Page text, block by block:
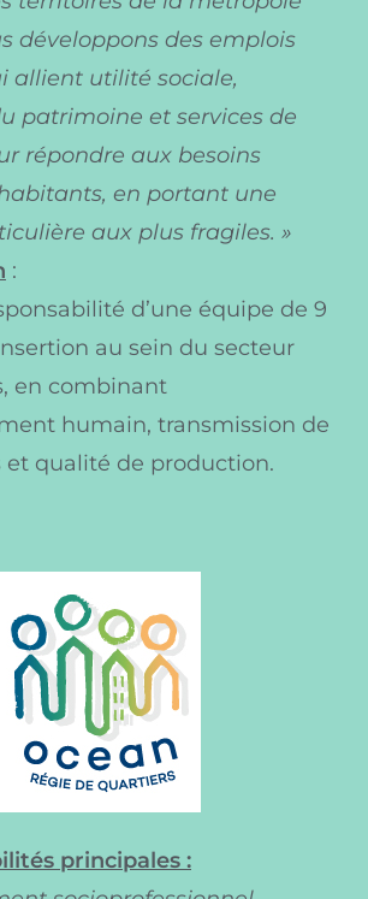
développons des emplois
allient utilité sociale,
patrimoine et services de
répondre aux besoins
en portant une
aux plus fragiles. »
:
d’une équipe de 9
au sein du secteur
en combinant
humain, transmission de
et qualité de production.
principales :